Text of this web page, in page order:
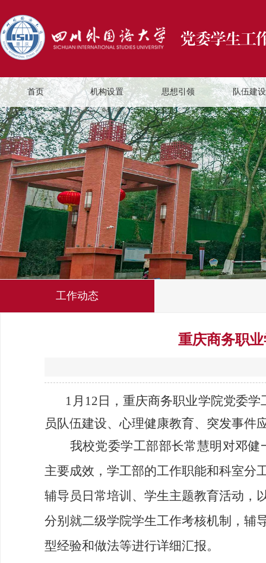
首页 机构设置 思想引领 队伍建设
工作动态
重庆商务职
1月12日，重庆商务职业学院党委
员队伍建设、心理健康教育、突发事件
我校党委学工部部长常慧明对邓
主要成效，学工部的工作职能和科室分
辅导员日常培训、学生主题教育活动，
分别就二级学院学生工作考核机制，辅
型经验和做法等进行详细汇报。